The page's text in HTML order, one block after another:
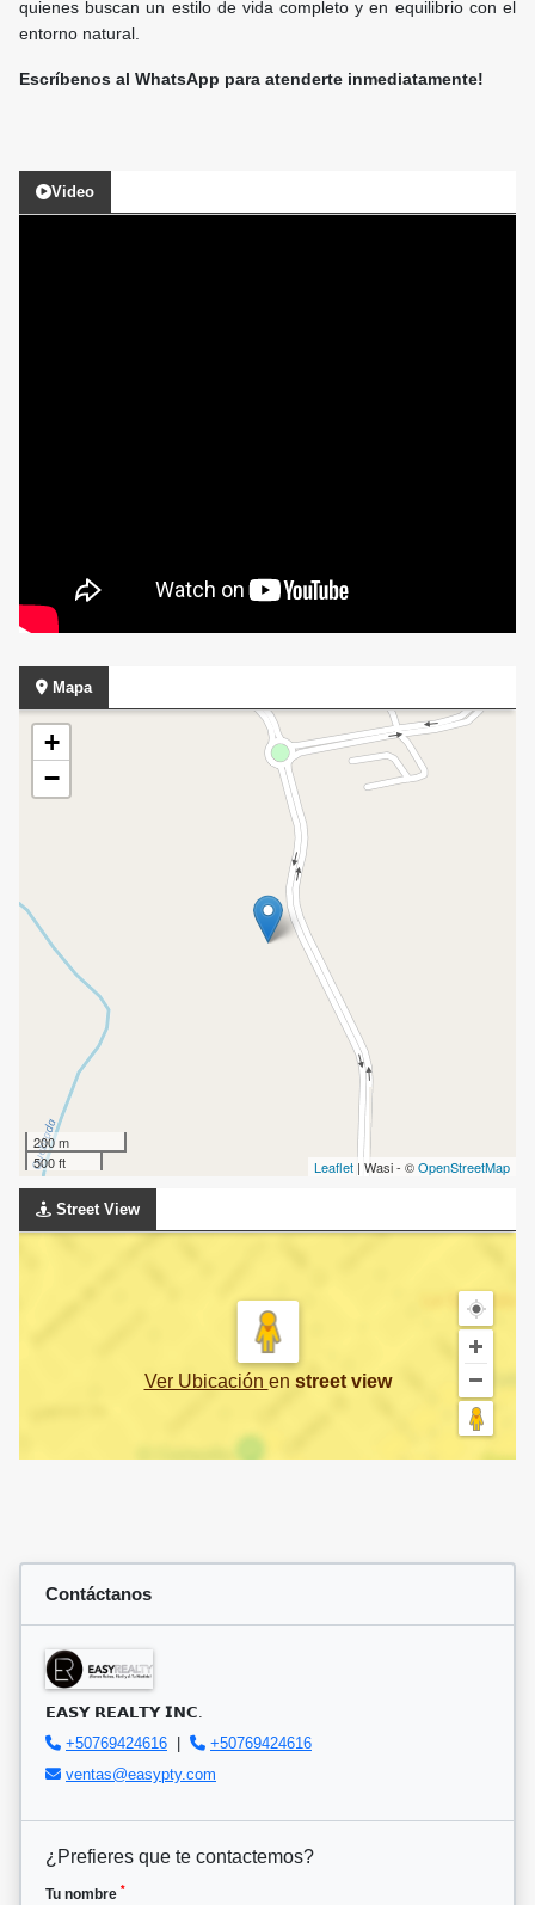
quienes buscan un estilo de vida completo y en equilibrio con el
entorno natural.
Escríbenos al WhatsApp para atenderte inmediatamente!
Video
Mapa
+
−
200 m
500 ft
Leaflet | Wasi - ©OpenStreetMap
Street View
Ver Ubicación en street view
Contáctanos
𝗘𝗔𝗦𝗬 𝗥𝗘𝗔𝗟𝗧𝗬 𝗜𝗡𝗖.
+50769424616 |
+50769424616
ventas@easypty.com
¿Prefieres que te contactemos?
Tu nombre *